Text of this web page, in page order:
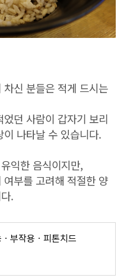
신 분들은 적게 드시는
던 사람이 갑자기 보리
나타날 수 있습니다.
익한 음식이지만,
부를 고려해 적절한 양
.
부작용ㆍ피톤치드